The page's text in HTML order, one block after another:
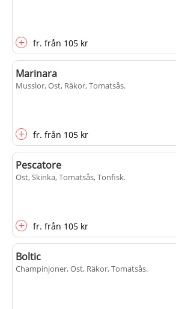
+ fr. från 105 kr
Marinara
Musslor, Ost, Räkor, Tomatsås.
+ fr. från 105 kr
Pescatore
Ost, Skinka, Tomatsås, Tonfisk.
+ fr. från 105 kr
Boltic
Champinjoner, Ost, Räkor, Tomatsås.